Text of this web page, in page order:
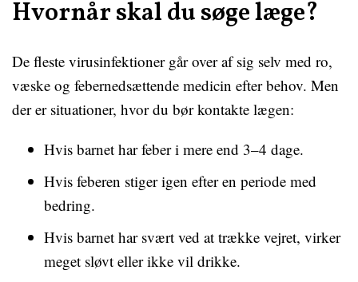
Hvornår skal du søge læge?
De fleste virusinfektioner går over af sig selv med ro,
væske og febernedsættende medicin efter behov. Men
der er situationer, hvor du bør kontakte lægen:
Hvis barnet har feber i mere end 3–4 dage.
Hvis feberen stiger igen efter en periode med
bedring.
Hvis barnet har svært ved at trække vejret, virker
meget sløvt eller ikke vil drikke.